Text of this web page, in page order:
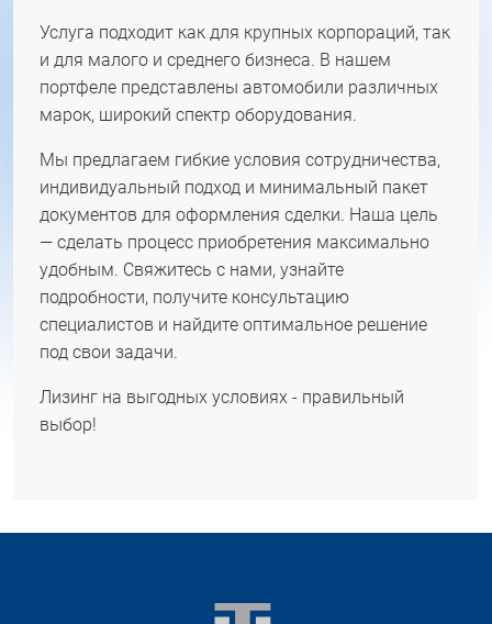
Услуга подходит как для крупных корпораций, так
и для малого и среднего бизнеса. В нашем
портфеле представлены автомобили различных
марок, широкий спектр оборудования.
Мы предлагаем гибкие условия сотрудничества,
индивидуальный подход и минимальный пакет
документов для оформления сделки. Наша цель
— сделать процесс приобретения максимально
удобным. Свяжитесь с нами, узнайте
подробности, получите консультацию
специалистов и найдите оптимальное решение
под свои задачи.
Лизинг на выгодных условиях - правильный
выбор!